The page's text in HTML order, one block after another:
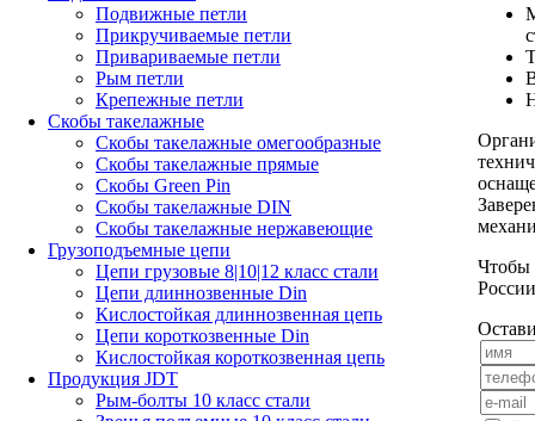
Подвижные петли
Прикручиваемые петли
Привариваемые петли
Рым петли
Крепежные петли
Скобы такелажные
Скобы такелажные омегообразные
Скобы такелажные прямые
Скобы Green Pin
Скобы такелажные DIN
Скобы такелажные нержавеющие
Грузоподъемные цепи
Цепи грузовые 8|10|12 класс стали
Цепи длиннозвенные Din
Кислостойкая длиннозвенная цепь
Цепи короткозвенные Din
Кислостойкая короткозвенная цепь
Продукция JDT
Рым-болты 10 класс стали
Чтобы